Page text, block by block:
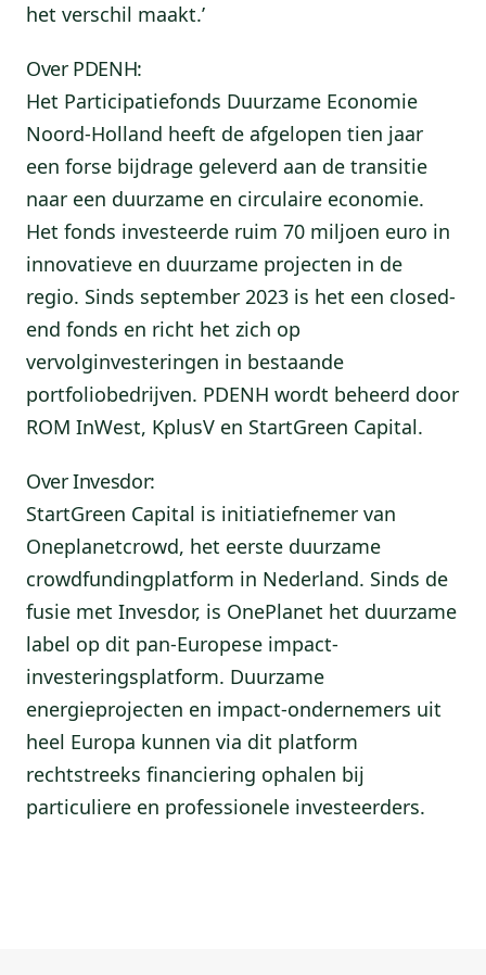
het verschil maakt.’
Over PDENH:
Het Participatiefonds Duurzame Economie
Noord-Holland heeft de afgelopen tien jaar
een forse bijdrage geleverd aan de transitie
naar een duurzame en circulaire economie.
Het fonds investeerde ruim 70 miljoen euro in
innovatieve en duurzame projecten in de
regio. Sinds september 2023 is het een closed-
end fonds en richt het zich op
vervolginvesteringen in bestaande
portfoliobedrijven. PDENH wordt beheerd door
ROM InWest, KplusV en StartGreen Capital.
Over Invesdor:
StartGreen Capital is initiatiefnemer van
Oneplanetcrowd, het eerste duurzame
crowdfundingplatform in Nederland. Sinds de
fusie met Invesdor, is OnePlanet het duurzame
label op dit pan-Europese impact-
investeringsplatform. Duurzame
energieprojecten en impact-ondernemers uit
heel Europa kunnen via dit platform
rechtstreeks financiering ophalen bij
particuliere en professionele investeerders.